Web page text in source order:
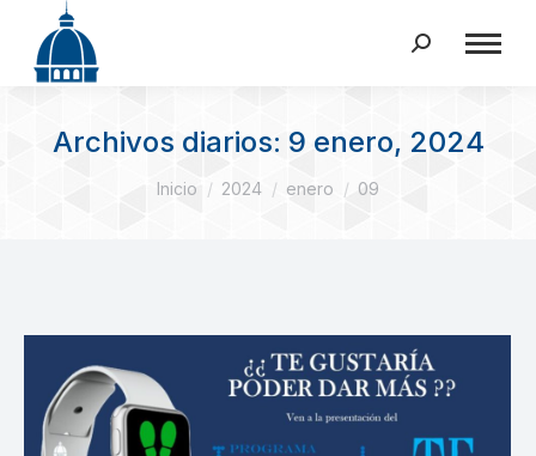
Buscar:
Archivos diarios: 9 enero, 2024
Estás aquí:
Inicio 2024 enero 09